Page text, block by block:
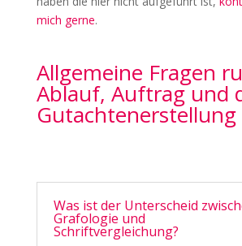
mich gerne.
Allgemeine Fragen
Ablauf, Auftrag und
Gutachtenerstellung
Was ist der Unterscheid
Grafologie und
Schriftvergleichung?